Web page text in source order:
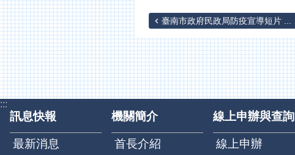
臺南市政府民政局防疫宣導短片 ...
:::
訊息快報
最新消息
機關簡介
首長介紹
線上申辦與查詢
線上申辦